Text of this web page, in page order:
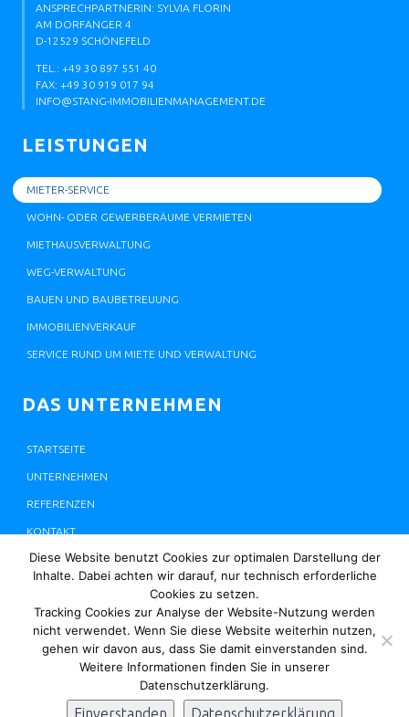
ANSPRECHPARTNERIN: SYLVIA FLORIN
AM DORFANGER 4
D-12529 SCHÖNEFELD
TEL.: +49 30 897 551 40
FAX: +49 30 919 017 94
INFO@STANG-IMMOBILIENMANAGEMENT.DE
LEISTUNGEN
MIETER-SERVICE
WOHN- ODER GEWERBERÄUME VERMIETEN
MIETHAUSVERWALTUNG
WEG-VERWALTUNG
BAUEN UND BAUBETREUUNG
IMMOBILIENVERKAUF
SERVICE RUND UM MIETE UND VERWALTUNG
DAS UNTERNEHMEN
STARTSEITE
UNTERNEHMEN
REFERENZEN
KONTAKT
JOBS / AUSBILDUNG
© 2026 STANG IMMOBILIENMANAGEMENT | IMPRESSUM
DATENSCHUTZERKLÄRUNG
Diese Website benutzt Cookies zur optimalen Darstellung der
Inhalte. Dabei achten wir darauf, nur technisch erforderliche
Cookies zu setzen.
Tracking Cookies zur Analyse der Website-Nutzung werden
nicht verwendet. Wenn Sie diese Website weiterhin nutzen,
gehen wir davon aus, dass Sie damit einverstanden sind.
Weitere Informationen finden Sie in unserer
Datenschutzerklärung.
Einverstanden Datenschutzerklärung